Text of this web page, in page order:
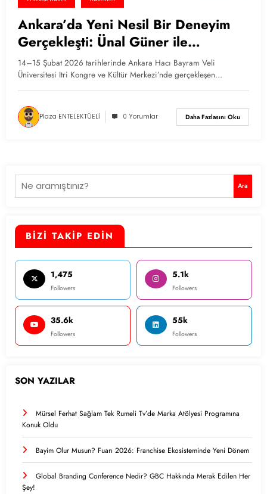
Ankara’da Yeni Nesil Bir Deneyim
Gerçekleşti: Ünal Güner ile
Bildiğinden Öte’ye Kampı
14–15 Şubat 2026 tarihlerinde Ankara Hacı Bayram Veli
Üniversitesi Itri Kongre ve Kültür Merkezi’nde gerçekleşen…
Plaza ENTELEKTÜELİ 0 Yorumlar Daha Fazlasını Oku
Ara Ara
BİZİ TAKİP EDİN
1,475
Followers
5.1k
Followers
35.6k
Followers
55k
Followers
SON YAZILAR
Mürsel Ferhat Sağlam Tek Rumeli Tv’de Marka Atölyesi Programına
Konuk Oldu
Bayim Olur Musun? Fuarı 2026: Franchise Ekosisteminde Yeni Dönem
Global Branding Conference Nedir? GBC Hakkında Merak Edilen Her
Şey!